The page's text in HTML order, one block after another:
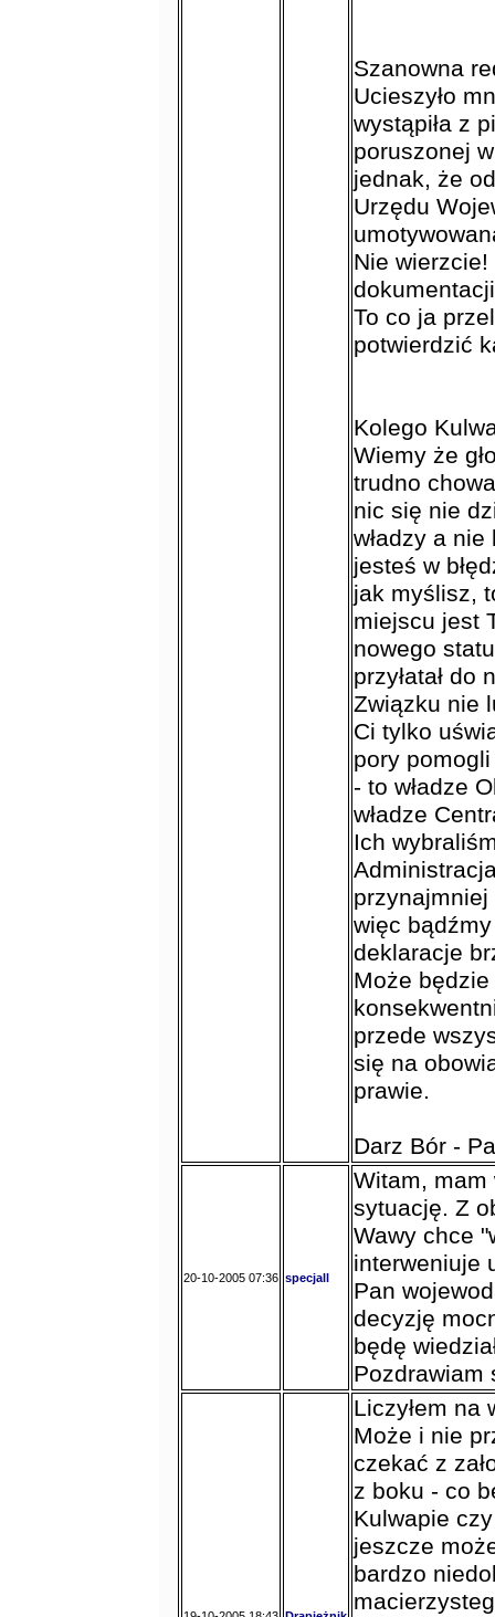
Szanowna
Ucieszyło
wystąpiła z
poruszonej
jednak, że
Urzędu
Nie
To co ja
potwierdzić
Kolego
Wiemy że
trudno
nic się nie
władzy a
jesteś w
jak myślisz,
miejscu jest
nowego
przyłatał do
Związku nie
Ci tylko
pory
- to władze
władze
Ich
przynajmniej
więc
deklaracje
Może będzie
przede
się na
prawie.
Darz Bór -
20-10-2005 07:36 specjall
Witam, mam
sytuację. Z
Wawy chce
interweniuje
Pan
decyzję
będę
Pozdrawiam
Liczyłem na
Może i nie
czekać z
z boku - co
Kulwapie
jeszcze
bardzo